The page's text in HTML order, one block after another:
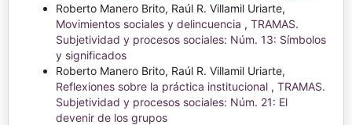
Roberto Manero Brito, Raúl R. Villamil Uriarte,
Movimientos sociales y delincuencia , TRAMAS.
Subjetividad y procesos sociales: Núm. 13: Símbolos
y significados
Roberto Manero Brito, Raúl R. Villamil Uriarte,
Reflexiones sobre la práctica institucional , TRAMAS.
Subjetividad y procesos sociales: Núm. 21: El
devenir de los grupos